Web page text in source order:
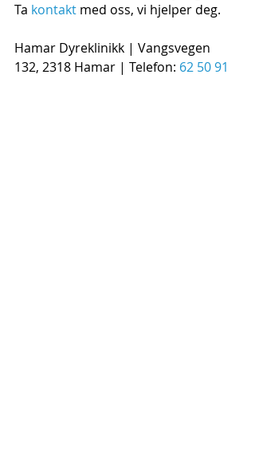
Ta kontakt med oss, vi hjelper deg.
Hamar Dyreklinikk | Vangsvegen
132, 2318 Hamar | Telefon: 62 50 91